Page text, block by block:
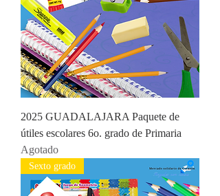
2025 GUADALAJARA Paquete de
útiles escolares 6o. grado de Primaria
Agotado
Sexto grado